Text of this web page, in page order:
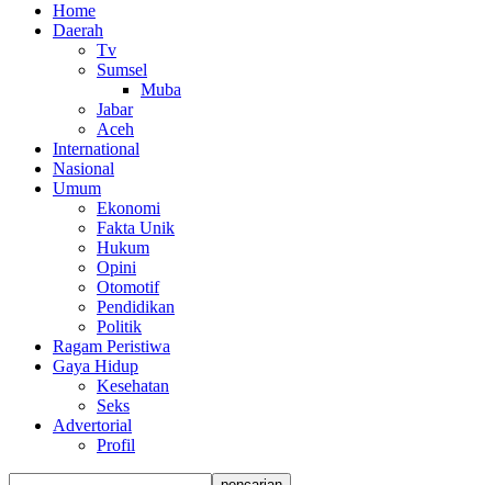
Home
Daerah
Tv
Sumsel
Muba
Jabar
Aceh
International
Nasional
Umum
Ekonomi
Fakta Unik
Hukum
Opini
Otomotif
Pendidikan
Politik
Ragam Peristiwa
Gaya Hidup
Kesehatan
Seks
Advertorial
Profil